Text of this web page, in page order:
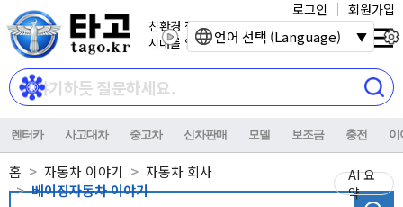
친환경 전기자동차
시대를 열어갑니다.
로그인 회원가입
렌터카 사고대차 중고차 신차판매 모델 보조금 충전 이
홈 자동차 이야기
자동차 회사
베이징자동차 이야기
AI 요
약
언어 선택 (Language)